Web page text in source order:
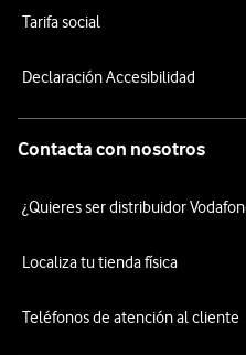
Tarifa social
Declaración Accesibilidad
Contacta con nosotros
¿Quieres ser distribuidor
Localiza tu tienda física
Teléfonos de atención al cliente